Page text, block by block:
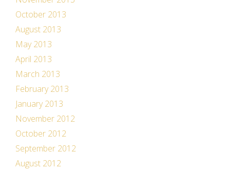
October 2013
August 2013
May 2013
April 2013
March 2013
February 2013
January 2013
November 2012
October 2012
September 2012
August 2012